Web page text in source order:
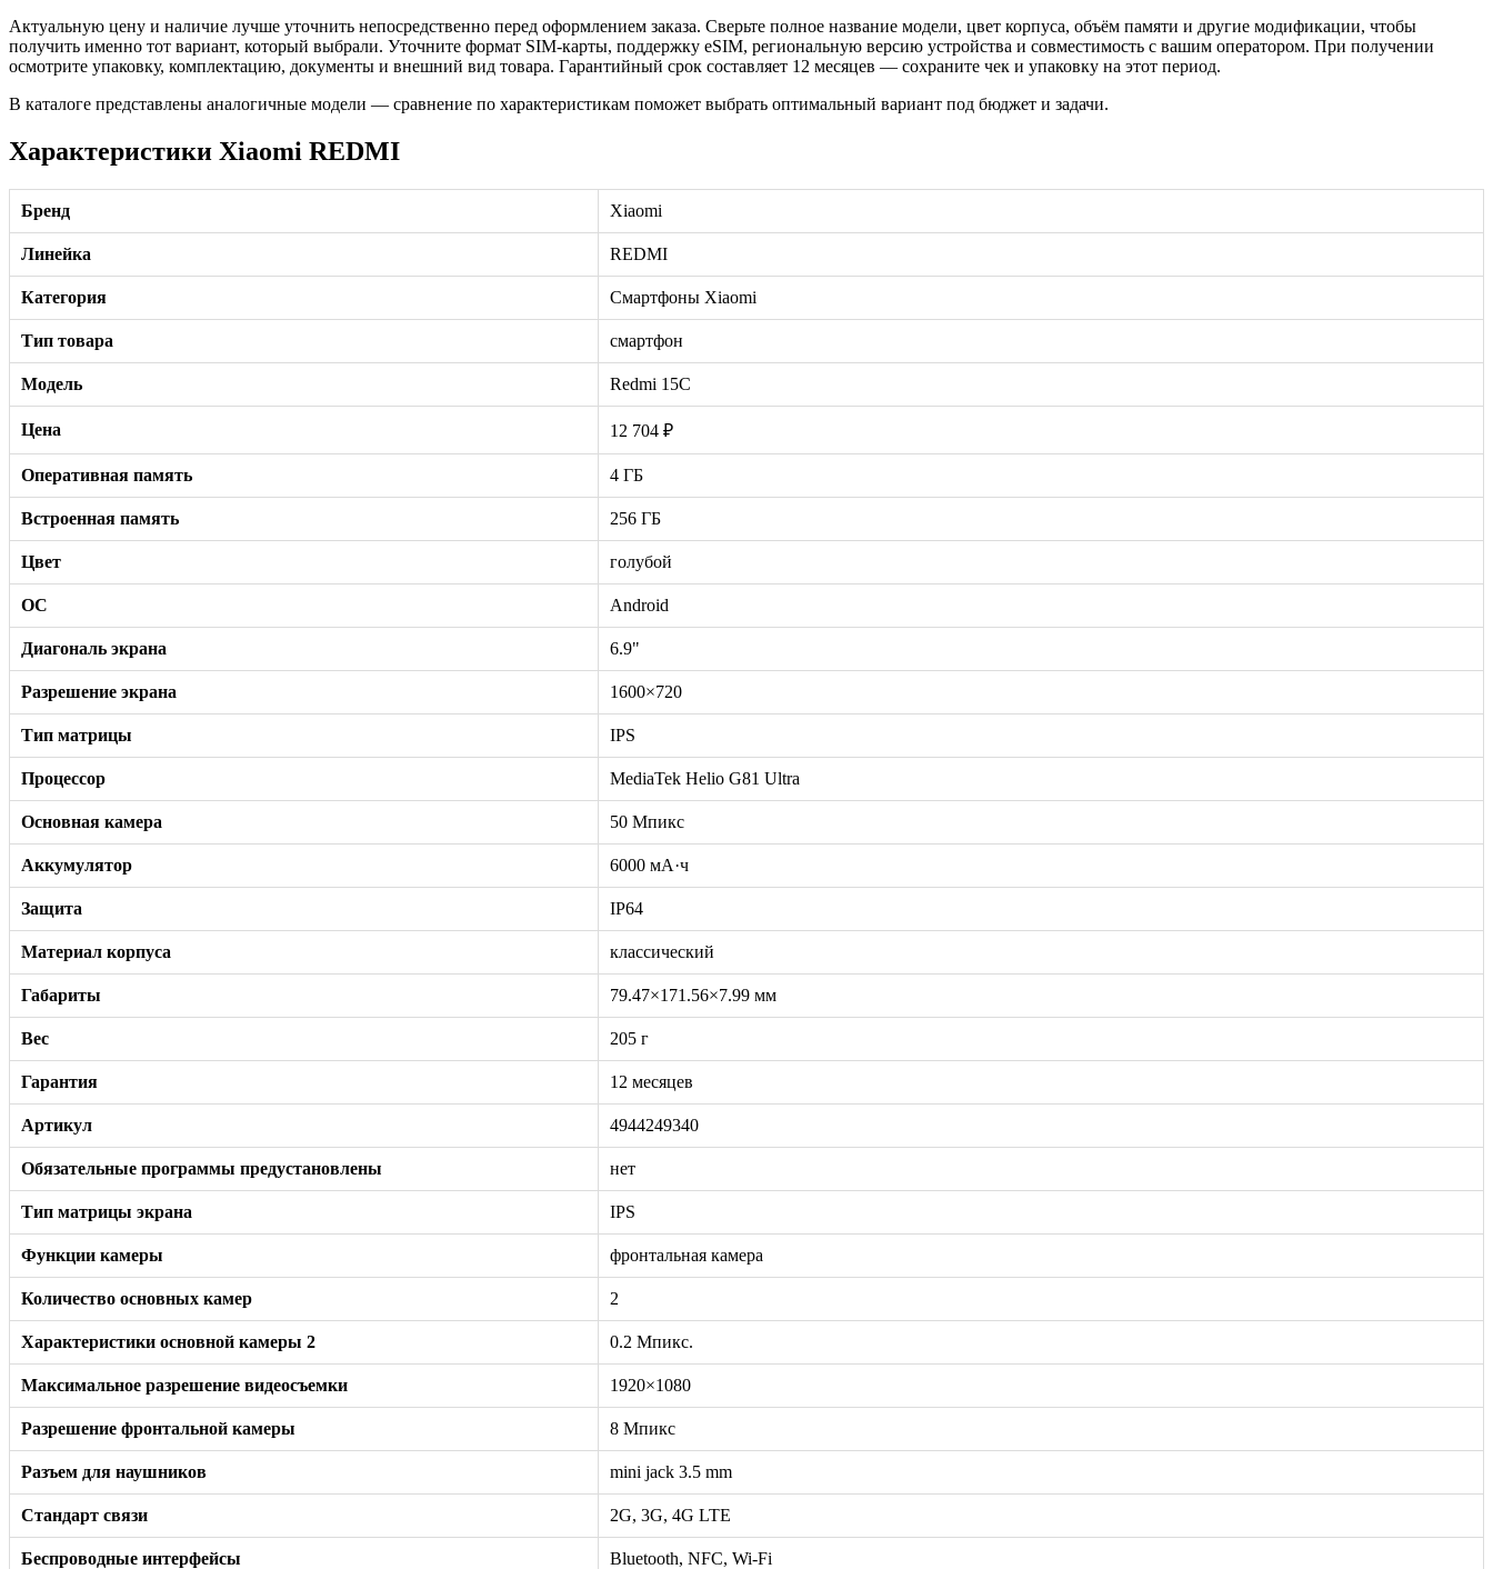
Актуальную цену и наличие лучше уточнить непосредственно перед оформлением заказа. Сверьте полное название модели, цвет корпуса, объём памяти и другие модификации, чтобы
получить именно тот вариант, который выбрали. Уточните формат SIM-карты, поддержку eSIM, региональную версию устройства и совместимость с вашим оператором. При получении
осмотрите упаковку, комплектацию, документы и внешний вид товара. Гарантийный срок составляет 12 месяцев — сохраните чек и упаковку на этот период.
В каталоге представлены аналогичные модели — сравнение по характеристикам поможет выбрать оптимальный вариант под бюджет и задачи.
Характеристики Xiaomi REDMI
Бренд Xiaomi
Линейка REDMI
Категория Смартфоны Xiaomi
Тип товара смартфон
Модель Redmi 15C
Цена 12 704 ₽
Оперативная память 4 ГБ
Встроенная память 256 ГБ
Цвет голубой
ОС Android
Диагональ экрана 6.9"
Разрешение экрана 1600×720
Тип матрицы IPS
Процессор MediaTek Helio G81 Ultra
Основная камера 50 Мпикс
Аккумулятор 6000 мА·ч
Защита IP64
Материал корпуса классический
Габариты 79.47×171.56×7.99 мм
Вес 205 г
Гарантия 12 месяцев
Артикул 4944249340
Обязательные программы предустановлены нет
Тип матрицы экрана IPS
Функции камеры фронтальная камера
Количество основных камер 2
Характеристики основной камеры 2 0.2 Мпикс.
Максимальное разрешение видеосъемки 1920×1080
Разрешение фронтальной камеры 8 Мпикс
Разъем для наушников mini jack 3.5 mm
Стандарт связи 2G, 3G, 4G LTE
Беспроводные интерфейсы Bluetooth, NFC, Wi-Fi